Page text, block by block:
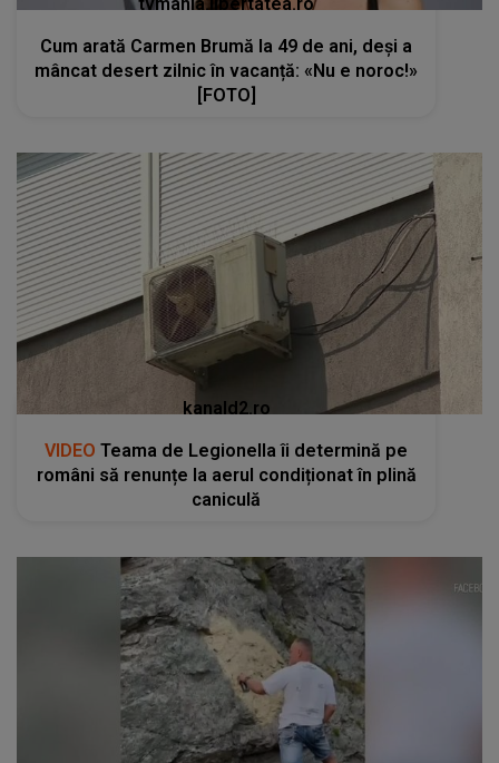
Cum arată Carmen Brumă la 49 de ani, deși a
mâncat desert zilnic în vacanță: «Nu e noroc!»
[FOTO]
kanald2.ro
VIDEO Teama de Legionella îi determină pe
români să renunțe la aerul condiționat în plină
caniculă